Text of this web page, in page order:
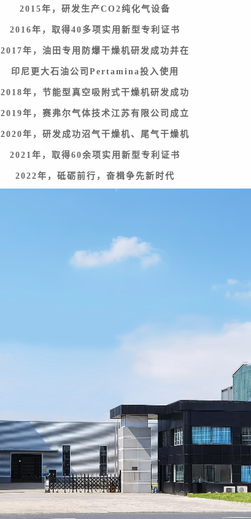
2015年，研发生产CO2纯化气设备
2016年，取得40多项实用新型专利证书
2017年，油田专用防爆干燥机研发成功并在
印尼更大石油公司Pertamina投入使用
2018年，节能型真空吸附式干燥机研发成功
2019年，赛弗尔气体技术江苏有限公司成立
2020年，研发成功沼气干燥机、尾气干燥机
2021年，取得60余项实用新型专利证书
2022年，砥砺前行，奋楫争先新时代